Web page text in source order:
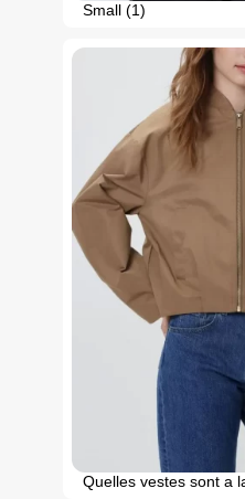
Small (1)
Quelles vestes sont a